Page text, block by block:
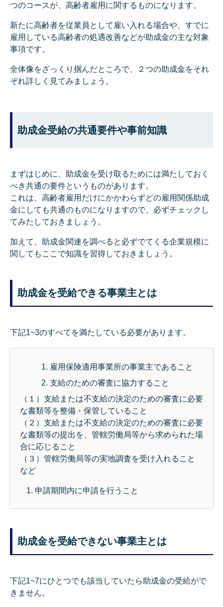
つのコースが、高齢者雇用に関するものになります。
新たに高齢者を従業員として雇い入れる場合や、すでに
雇用している高齢者の処遇改善などが助成金の主な対象
事項です。
全体像をざっくり掴んだところで、２つの助成金をそれ
ぞれ詳しく見てみましょう。
助成金受給の共通要件や事前知識
まずはじめに、助成金を受け取るためには満たしておく
べき共通の要件というものがあります。
これは、高齢者雇用だけにかかわらずどの雇用関係助成
金にしても共通のものになりますので、必ずチェックし
てみたしておきましょう。
加えて、助成金関連を調べると必ずでてくる企業規模に
関してもここで知識を習得しておきましょう。
助成金を受給できる事業主とは
下記1~3のすべてを満たしている必要があります。
雇用保険適用事業所の事業主であること
支給のための審査に協力すること
（１）支給または不支給の決定のための審査に必要
な書類等を整備・保管していること
（２）支給または不支給の決定のための審査に必要
な書類等の提出を、管轄労働局等から求められた場
合に応じること
（３）管轄労働局等の実地調査を受け入れること
など
申請期間内に申請を行うこと
助成金を受給できない事業主とは
下記1~7にひとつでも該当していたら助成金の受給がで
きません。